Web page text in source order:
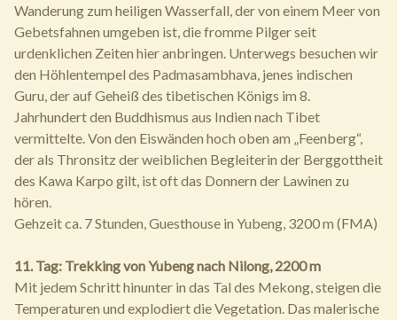
Wanderung zum heiligen Wasserfall, der von einem Meer von
Gebetsfahnen umgeben ist, die fromme Pilger seit
urdenklichen Zeiten hier anbringen. Unterwegs besuchen wir
den Höhlentempel des Padmasambhava, jenes indischen
Guru, der auf Geheiß des tibetischen Königs im 8.
Jahrhundert den Buddhismus aus Indien nach Tibet
vermittelte. Von den Eiswänden hoch oben am „Feenberg“,
der als Thronsitz der weiblichen Begleiterin der Berggottheit
des Kawa Karpo gilt, ist oft das Donnern der Lawinen zu
hören.
Gehzeit ca. 7 Stunden, Guesthouse in Yubeng, 3200 m (FMA)
11. Tag: Trekking von Yubeng nach Nilong, 2200 m
Mit jedem Schritt hinunter in das Tal des Mekong, steigen die
Temperaturen und explodiert die Vegetation. Das malerische